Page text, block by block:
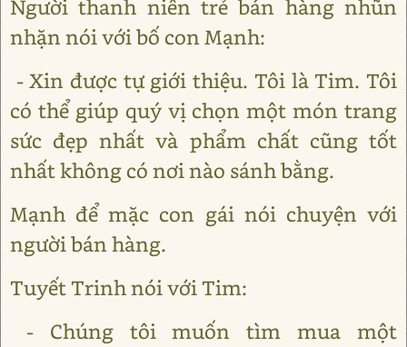
Người thanh niên trẻ bán hàng nhũn
nhặn nói với bố con Mạnh:
- Xin được tự giới thiệu. Tôi là Tim. Tôi
có thể giúp quý vị chọn một món trang
sức đẹp nhất và phẩm chất cũng tốt
nhất không có nơi nào sánh bằng.
Mạnh để mặc con gái nói chuyện với
người bán hàng.
Tuyết Trinh nói với Tim:
- Chúng tôi muốn tìm mua một